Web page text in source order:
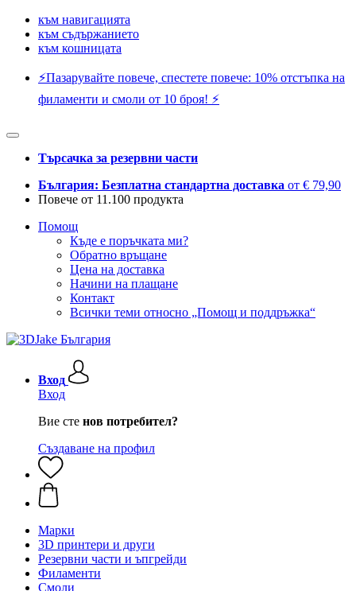
към навигацията
към съдържанието
към кошницата
⚡️Пазарувайте повече, спестете повече: 10% отстъпка на
филаменти и смоли от 10 броя! ⚡️
Търсачка за резервни части
България: Безплатна стандартна доставка от € 79,90
Повече от 11.100 продукта
Помощ
Къде е поръчката ми?
Обратно връщане
Цена на доставка
Начини на плащане
Контакт
Всички теми относно „Помощ и поддръжка“
Вход
Вход
Вие сте нов потребител?
Създаване на профил
Mарки
3D принтери и други
Резервни части и ъпгрейди
Филаменти
Смоли